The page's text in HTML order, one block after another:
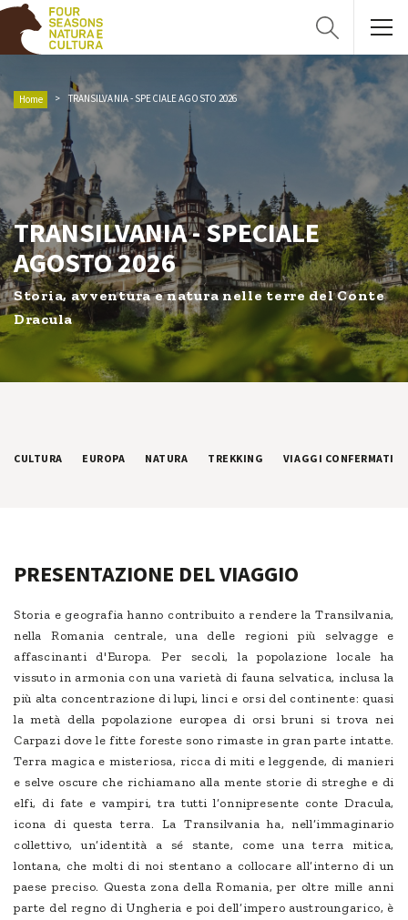
Home TRANSILVANIA - SPECIALE AGOSTO 2026
TRANSILVANIA - SPECIALE
AGOSTO 2026
Storia, avventura e natura nelle terre del Conte
Dracula
CULTURA EUROPA NATURA TREKKING VIAGGI CONFERMATI
PRESENTAZIONE DEL VIAGGIO
Storia e geografia hanno contribuito a rendere la Transilvania,
nella Romania centrale, una delle regioni più selvagge e
affascinanti d'Europa. Per secoli, la popolazione locale ha
vissuto in armonia con una varietà di fauna selvatica, inclusa la
più alta concentrazione di lupi, linci e orsi del continente: quasi
la metà della popolazione europea di orsi bruni si trova nei
Carpazi dove le fitte foreste sono rimaste in gran parte intatte.
Terra magica e misteriosa, ricca di miti e leggende, di manieri
e selve oscure che richiamano alla mente storie di streghe e di
elfi, di fate e vampiri, tra tutti l’onnipresente conte Dracula,
icona di questa terra. La Transilvania ha, nell’immaginario
collettivo, un’identità a sé stante, come una terra mitica,
lontana, che molti di noi stentano a collocare all’interno di un
paese preciso. Questa zona della Romania, per oltre mille anni
parte del regno di Ungheria e poi dell’impero austroungarico, è